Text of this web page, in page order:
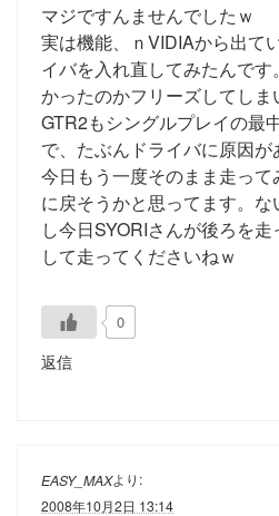
マジですんませんでしたｗ
実は機能、ｎVIDIAから出て
イバを入れ直してみたんで
かったのかフリーズしてし
GTR2もシングルプレイの最
で、たぶんドライバに原因が
今日もう一度そのまま走っ
に戻そうかと思ってます。
し今日SYORIさんが後ろを
して走ってくださいねｗ
0
返信
EASY_MAXより:
2008年10月2日 13:14